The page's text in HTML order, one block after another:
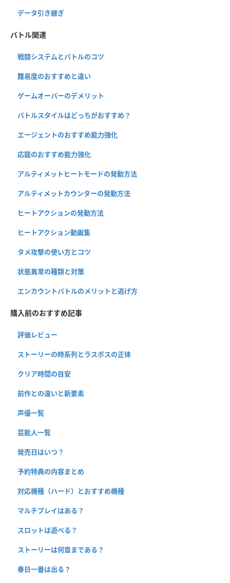
データ引き継ぎ
バトル関連
戦闘システムとバトルのコツ
難易度のおすすめと違い
ゲームオーバーのデメリット
バトルスタイルはどっちがおすすめ？
エージェントのおすすめ能力強化
応龍のおすすめ能力強化
アルティメットヒートモードの発動方法
アルティメットカウンターの発動方法
ヒートアクションの発動方法
ヒートアクション動画集
タメ攻撃の使い方とコツ
状態異常の種類と対策
エンカウントバトルのメリットと逃げ方
購入前のおすすめ記事
評価レビュー
ストーリーの時系列とラスボスの正体
クリア時間の目安
前作との違いと新要素
声優一覧
芸能人一覧
発売日はいつ？
予約特典の内容まとめ
対応機種（ハード）とおすすめ機種
マルチプレイはある？
スロットは遊べる？
ストーリーは何章まである？
春日一番は出る？